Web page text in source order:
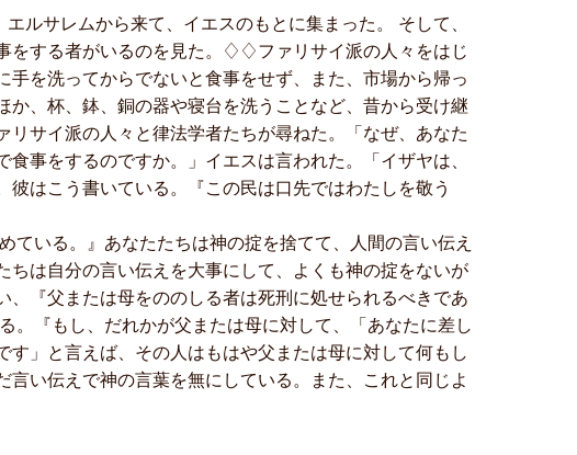
ルサレムから来て、イエスのもとに集まった。 そして、
をする者がいるのを見た。♢♢ファリサイ派の人々をはじ
を洗ってからでないと食事をせず、また、市場から帰っ
、杯、鉢、銅の器や寝台を洗うことなど、昔から受け継
サイ派の人々と律法学者たちが尋ねた。「なぜ、あなた
事をするのですか。」イエスは言われた。「イザヤは、
はこう書いている。『この民は口先ではわたしを敬う
いる。』あなたたちは神の掟を捨てて、人間の言い伝え
は自分の言い伝えを大事にして、よくも神の掟をないが
『父または母をののしる者は死刑に処せられるべきであ
。『もし、だれかが父または母に対して、「あなたに差し
す」と言えば、その人はもはや父または母に対して何もし
い伝えで神の言葉を無にしている。また、これと同じよ